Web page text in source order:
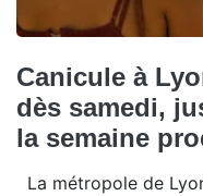
Canicule à
dès samedi,
la semaine
La métropole de